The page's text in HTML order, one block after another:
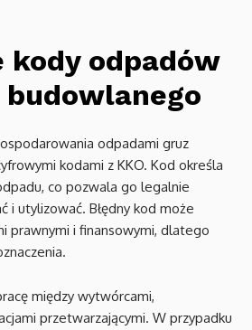
kody odpadów
odpadami gruz
kodami z KKO. Kod określa
co pozwala go legalnie
i utylizować. Błędny kod może
prawnymi i finansowymi, dlatego
między wytwórcami,
przetwarzającymi. W przypadku